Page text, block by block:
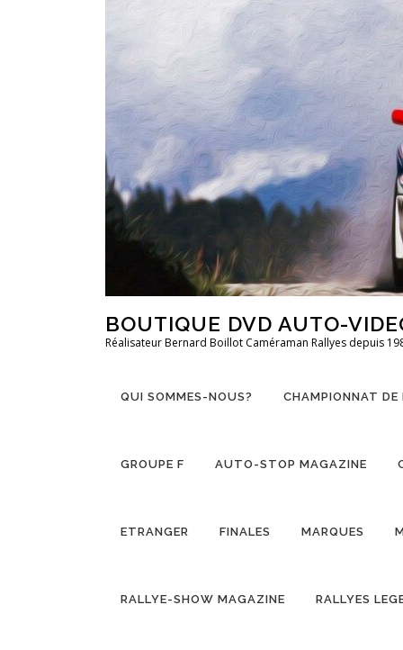
BOUTIQUE DVD AUTO-
Réalisateur Bernard Boillot Caméraman Rallyes depuis
QUI SOMMES-NOUS? CHAMPIONNAT DE
GROUPE F AUTO-STOP MAGAZINE
ETRANGER FINALES MARQUES
RALLYE-SHOW MAGAZINE RALLYES